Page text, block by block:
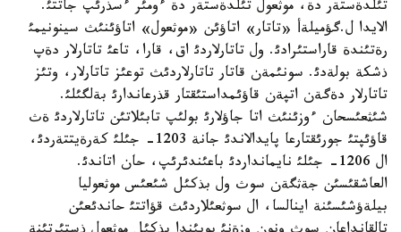
تئلدةستةر دة، موثعول تئلدةستةر دة ءومئر ءسذرئپ جاتتئ.
الايدا ل.گؤميلةأ «تاتار» اتاؤئن «موثعول» اتاؤئنئث سينونيمئ
رةتئندة قاراستئرادئ. ول تاتارلاردئ اق، قارا، تاعئ تاتارلار دةپ
ذشكة بولةدئ. سونئمةن قاتار تاتارلاردئث توعئز تاتارلار، وتئز
تاتارلار دةگةن اتپةن قاؤئمداستئقتار قذرعاندارئ بةلگئلئ.
شئثعئسحان ءوزئنئث اتا جاؤلارئ بولئپ تابئلاتئن تاتارلاردئ ةث
قاؤئپتئ جورئقتارعا پايدالاندئ جانة 1203- جئلئ كةرةيتتةردئ،
ال 1206- جئلئ نايمانداردئ باعئندئرئپ، حان اتاندئ.
العاشقئسئن جةثگةن سوث ول بذكئل شئعئس موثعوليا
بيلةؤشئسئنة اينالسا، ال سوثعئلاردئث قؤاتتئ حاندئعئن